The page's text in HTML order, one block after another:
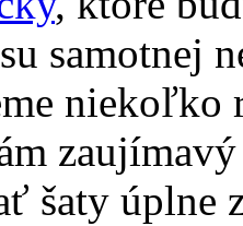
samotnej
niekoľko
šaty úplne